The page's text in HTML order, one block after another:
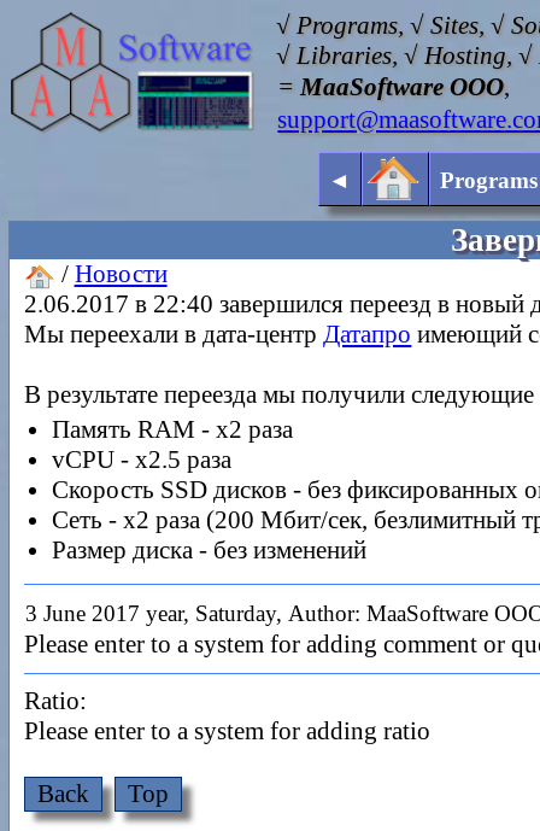
√ Programs, √ Sites, √
√ Libraries, √ Hosting, √
=MaaSoftware OOO,
◄ Programs
/ Новости
2.06.2017 в 22:40 завершился переезд в новый
Мы переехали в дата-центрДатапро имеющий
В результате переезда мы получили
Память RAM - x2 раза
vCPU - x2.5 раза
Скорость SSD дисков - без фиксированных
Сеть - x2 раза (200 Мбит/сек, безлимитный
Размер диска - без изменений
3 June 2017 year, Saturday, Author: MaaSoftware
Please enter to a system for adding comment or
Ratio:
Please enter to a system for adding ratio
Back Top